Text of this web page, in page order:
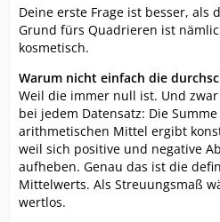
Deine erste Frage ist besser, als
Grund fürs Quadrieren ist
kosmetisch.
Warum nicht einfach die
Weil die immer null ist. Und
bei jedem Datensatz: Die
arithmetischen Mittel ergibt
weil sich positive und negative
aufheben. Genau das ist die
Mittelwerts. Als Streuungsmaß
wertlos.